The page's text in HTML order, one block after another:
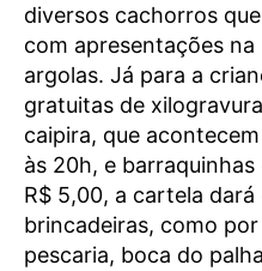
diversos cachorros
com apresentações
argolas. Já para a
gratuitas de
caipira, que
às 20h, e
R$ 5,00, a cartela
brincadeiras, como
pescaria, boca do